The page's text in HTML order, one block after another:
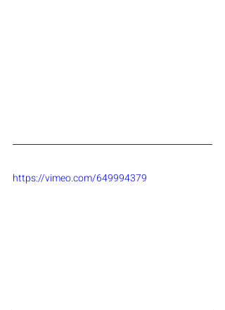
https://vimeo.com/649994379